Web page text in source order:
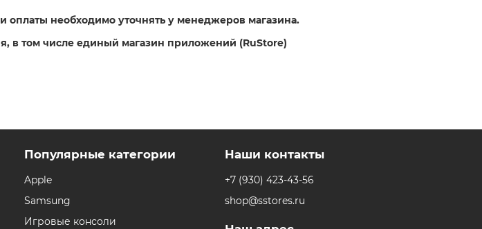
оплаты необходимо уточнять у менеджеров магазина.
в том числе единый магазин приложений (RuStore)
Популярные категории
Apple
Samsung
Игровые консоли
Наши контакты
+7 (930) 423-43-56
shop@sstores.ru